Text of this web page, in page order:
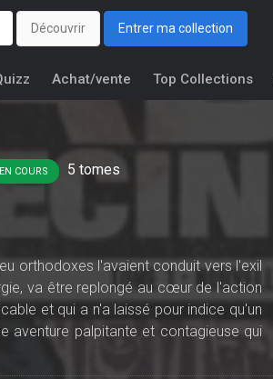
Découvrir Entrer ma collection
Achat/vente Top Collections
EN COURS 5 tomes
orthodoxes l'avaient conduit vers l'exil
va être replongé au cœur de l'action
et qui a n'a laissé pour indice qu'un
aventure palpitante et contagieuse qui
sensibles, s'abstenir !